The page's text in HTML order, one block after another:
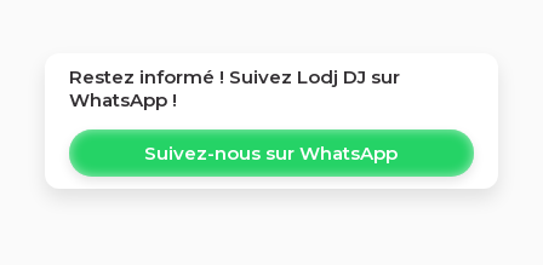
Restez informé ! Suivez Lodj DJ sur
WhatsApp !
Suivez-nous sur WhatsApp